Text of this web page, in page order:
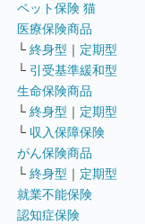
ペット保険 猫
医療保険商品
└ 終身型 ｜ 定期型
└ 引受基準緩和型
生命保険商品
└ 終身型 ｜ 定期型
└ 収入保障保険
がん保険商品
└ 終身型 ｜ 定期型
就業不能保険
認知症保険